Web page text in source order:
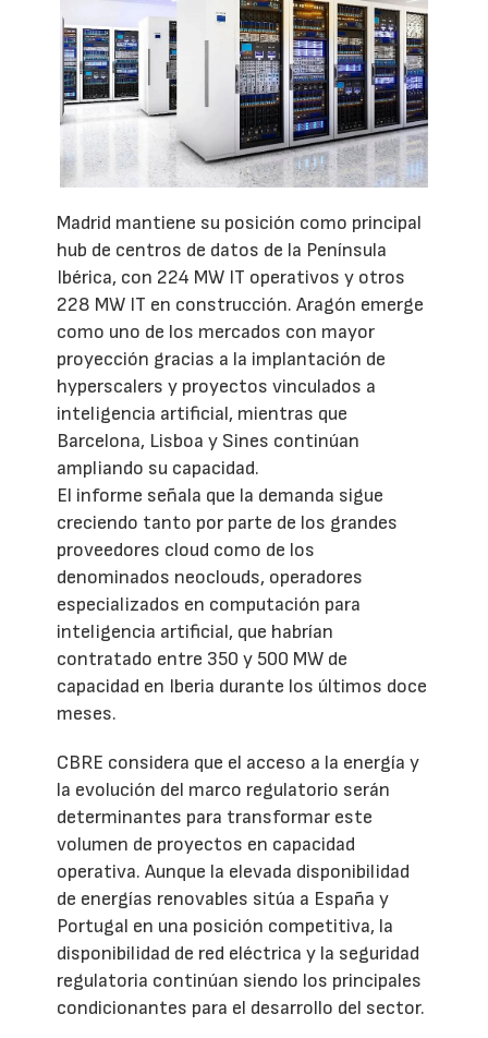
Madrid mantiene su posición como principal
hub de centros de datos de la Península
Ibérica, con 224 MW IT operativos y otros
228 MW IT en construcción. Aragón emerge
como uno de los mercados con mayor
proyección gracias a la implantación de
hyperscalers y proyectos vinculados a
inteligencia artificial, mientras que
Barcelona, Lisboa y Sines continúan
ampliando su capacidad.
El informe señala que la demanda sigue
creciendo tanto por parte de los grandes
proveedores cloud como de los
denominados neoclouds, operadores
especializados en computación para
inteligencia artificial, que habrían
contratado entre 350 y 500 MW de
capacidad en Iberia durante los últimos doce
meses.
CBRE considera que el acceso a la energía y
la evolución del marco regulatorio serán
determinantes para transformar este
volumen de proyectos en capacidad
operativa. Aunque la elevada disponibilidad
de energías renovables sitúa a España y
Portugal en una posición competitiva, la
disponibilidad de red eléctrica y la seguridad
regulatoria continúan siendo los principales
condicionantes para el desarrollo del sector.